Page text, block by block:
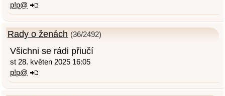
p!p@
Rady o ženách (36/2492)
Všichni se rádi přiučí
st 28. květen 2025 16:05
p!p@